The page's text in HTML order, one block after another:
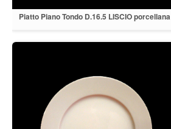
Piatto Piano Tondo D.16.5 LISCIO porcellana